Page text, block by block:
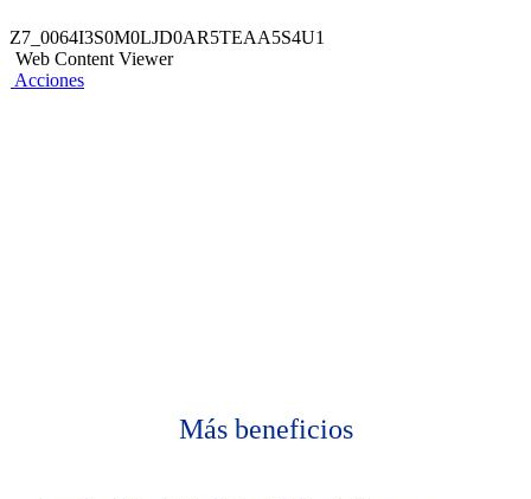
Z7_0064I3S0M0LJD0AR5TEAA5S4U1
Web Content Viewer
Acciones
Más beneficios